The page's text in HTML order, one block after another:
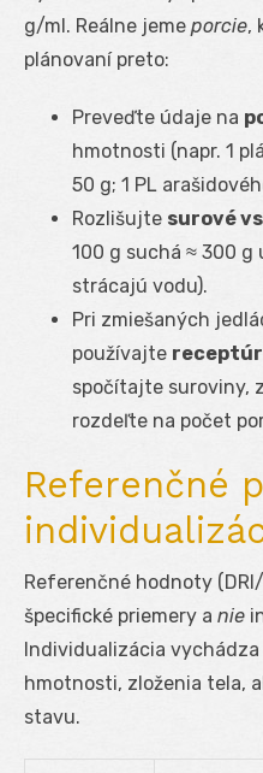
g/ml. Reálne jeme porcie,
plánovaní preto:
Preveďte údaje na
hmotnosti (napr. 1
50 g; 1 PL
Rozlišujte surové
100 g suchá ≈ 300 g
strácajú vodu).
Pri zmiešaných
používajte
spočítajte suroviny,
rozdeľte na počet
Referenčné
Referenčné hodnoty
špecifické priemery a nie
Individualizácia
hmotnosti, zloženia tela,
stavu.